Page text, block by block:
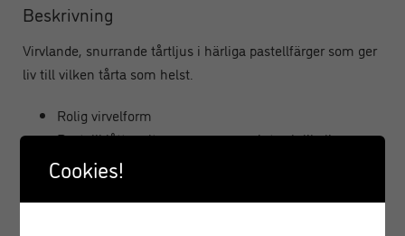
Beskrivning
Virvlande, snurrande tårtljus i härliga pastellfärger som ger
liv till vilken tårta som helst.
Rolig virvelform
Pastellblått, gult, rosa, orange, mint och lila ljus
Paket om 20 i 6 färger
Cookies!